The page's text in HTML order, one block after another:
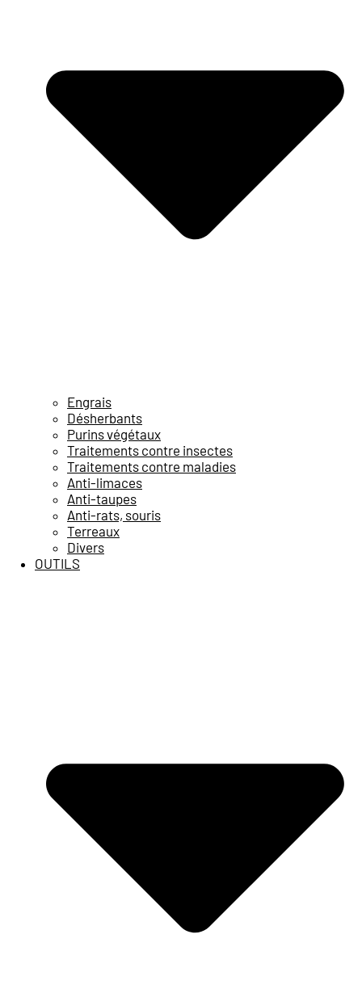
Engrais
Désherbants
Purins végétaux
Traitements contre insectes
Traitements contre maladies
Anti-limaces
Anti-taupes
Anti-rats, souris
Terreaux
Divers
OUTILS